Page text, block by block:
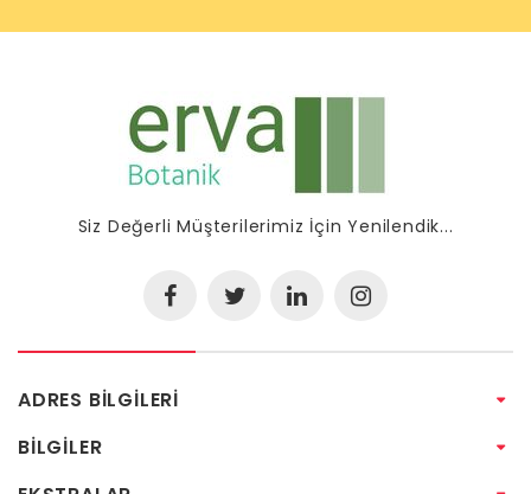
Siz Değerli Müşterilerimiz İçin Yenilendik...
ADRES BILGILERI
BILGILER